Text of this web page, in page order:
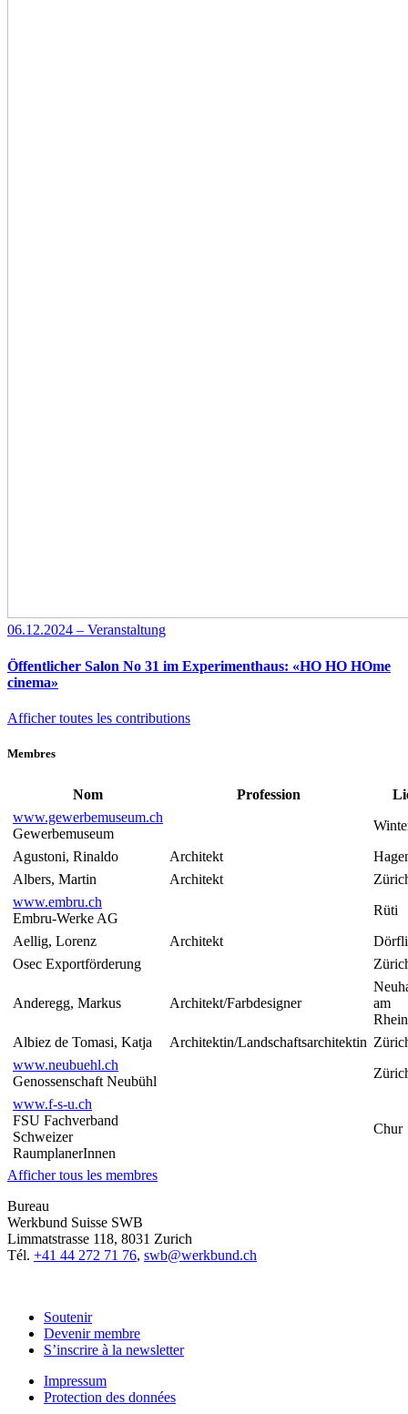
06.12.2024 – Veranstaltung
Öffentlicher Salon No 31 im Experimenthaus: «HO HO HOme
cinema»
Afficher toutes les contributions
Membres
Nom Profession
www.gewerbemuseum.ch
Gewerbemuseum
Agustoni, Rinaldo
Architekt
Albers, Martin
Architekt
www.embru.ch
Embru-Werke AG
Rüti
Aellig, Lorenz
Architekt
Osec Exportförderung
Anderegg, Markus Architekt/Farbdesigner
am
Albiez de Tomasi, Katja
Architektin/Landschaftsarchitektin
www.neubuehl.ch
Genossenschaft Neubühl
www.f-s-u.ch
FSU Fachverband
Schweizer
RaumplanerInnen
Chur
Afficher tous les membres
Bureau
Werkbund Suisse SWB
Limmatstrasse 118, 8031 Zurich
Tél. +41 44 272 71 76, swb@werkbund.ch
Soutenir
Devenir membre
S’inscrire à la newsletter
Impressum
Protection des données